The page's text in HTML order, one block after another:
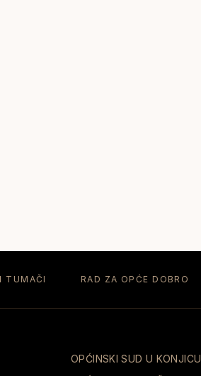
TUMAČI RAD ZA OPĆE DOBRO
OPĆINSKI SUD U KONJICU